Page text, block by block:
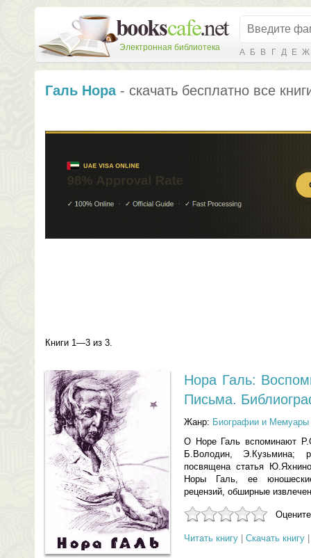
Электронная библиотека А Б В Г Д Е Ж
Галь Нора- скачать бесплатно все
Книги 1—3 из 3.
Нора Галь:
Письма.
Жанр: Биографии и Мемуары
О Норе Галь вспоминают
Б.Володин, Э.Кузьмина;
посвящена статья
Норы Галь, ее
рецензий, обширные
Читать книгу Скачать книгу